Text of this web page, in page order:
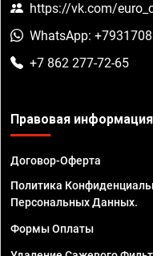
https://vk.com/
WhatsApp:
+7 862 277-72-65
Правовая информация
Договор-Оферта
Политика
Персональных Данных.
Формы Оплаты